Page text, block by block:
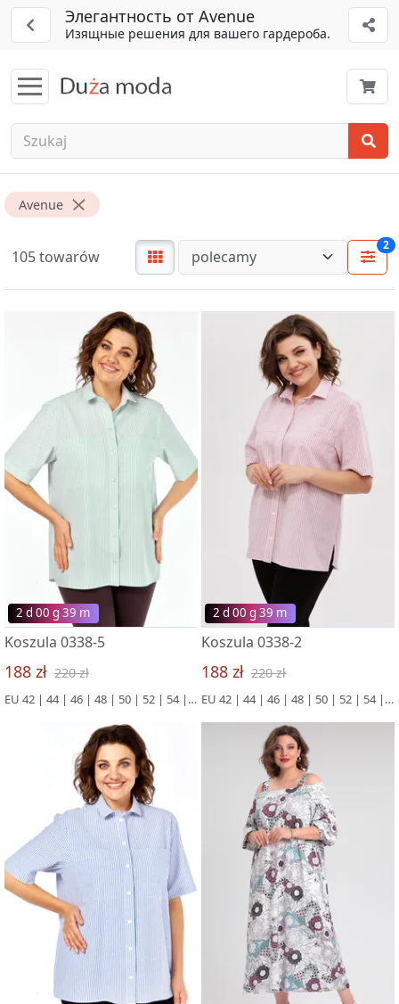
Элегантность от Avenue
Изящные решения для вашего гардероба.
Avenue
105 towarów
2
2 d 00 g 39 m
Koszula 0338-5
188 zł 220 zł
EU 42 | 44 | 46 | 48 | 50 | 52 | 54 | 56 | 58 | 60 | 62 | 64 | 66
2 d 00 g 39 m
Koszula 0338-2
188 zł 220 zł
EU 42 | 44 | 46 | 48 | 50 | 52 | 54 | 56 | 58 | 60 | 62 | 64 | 66